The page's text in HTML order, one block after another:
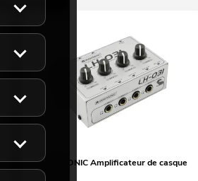
OMNITRONIC Amplificateur de casque
LH-031